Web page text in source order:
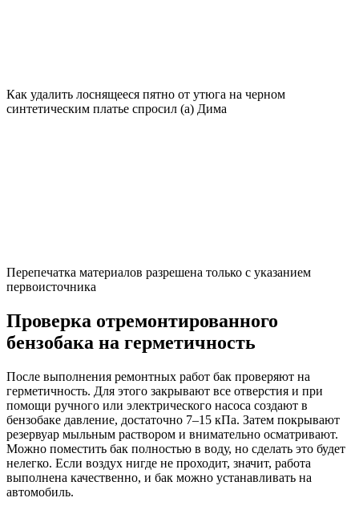
Как удалить лоснящееся пятно от утюга на черном
синтетическим платье спросил (а) Дима
Перепечатка материалов разрешена только с указанием
первоисточника
Проверка отремонтированного
бензобака на герметичность
После выполнения ремонтных работ бак проверяют на
герметичность. Для этого закрывают все отверстия и при
помощи ручного или электрического насоса создают в
бензобаке давление, достаточно 7–15 кПа. Затем покрывают
резервуар мыльным раствором и внимательно осматривают.
Можно поместить бак полностью в воду, но сделать это будет
нелегко. Если воздух нигде не проходит, значит, работа
выполнена качественно, и бак можно устанавливать на
автомобиль.